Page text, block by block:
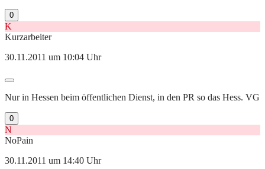
0
K
Kurzarbeiter
30.11.2011 um 10:04 Uhr
Nur in Hessen beim öffentlichen Dienst, in den PR so das Hess. VG
0
N
NoPain
30.11.2011 um 14:40 Uhr